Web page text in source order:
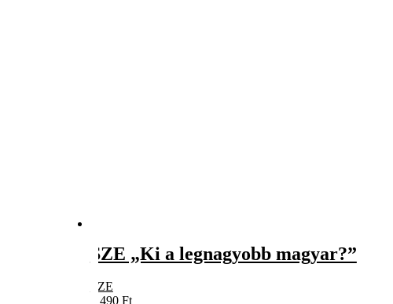
SZE „Ki a legnagyobb magyar?”
SZE
5 490 Ft